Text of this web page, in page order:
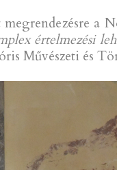
a
értelmezési
Művészeti és